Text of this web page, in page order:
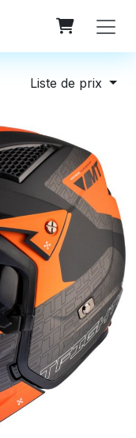
Liste de prix